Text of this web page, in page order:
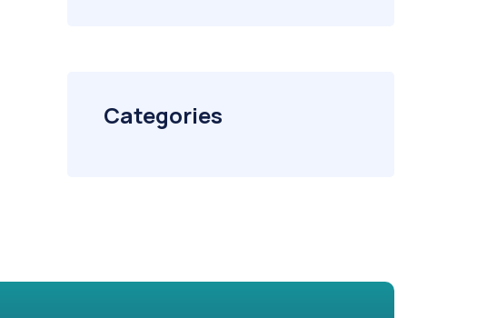
Categories